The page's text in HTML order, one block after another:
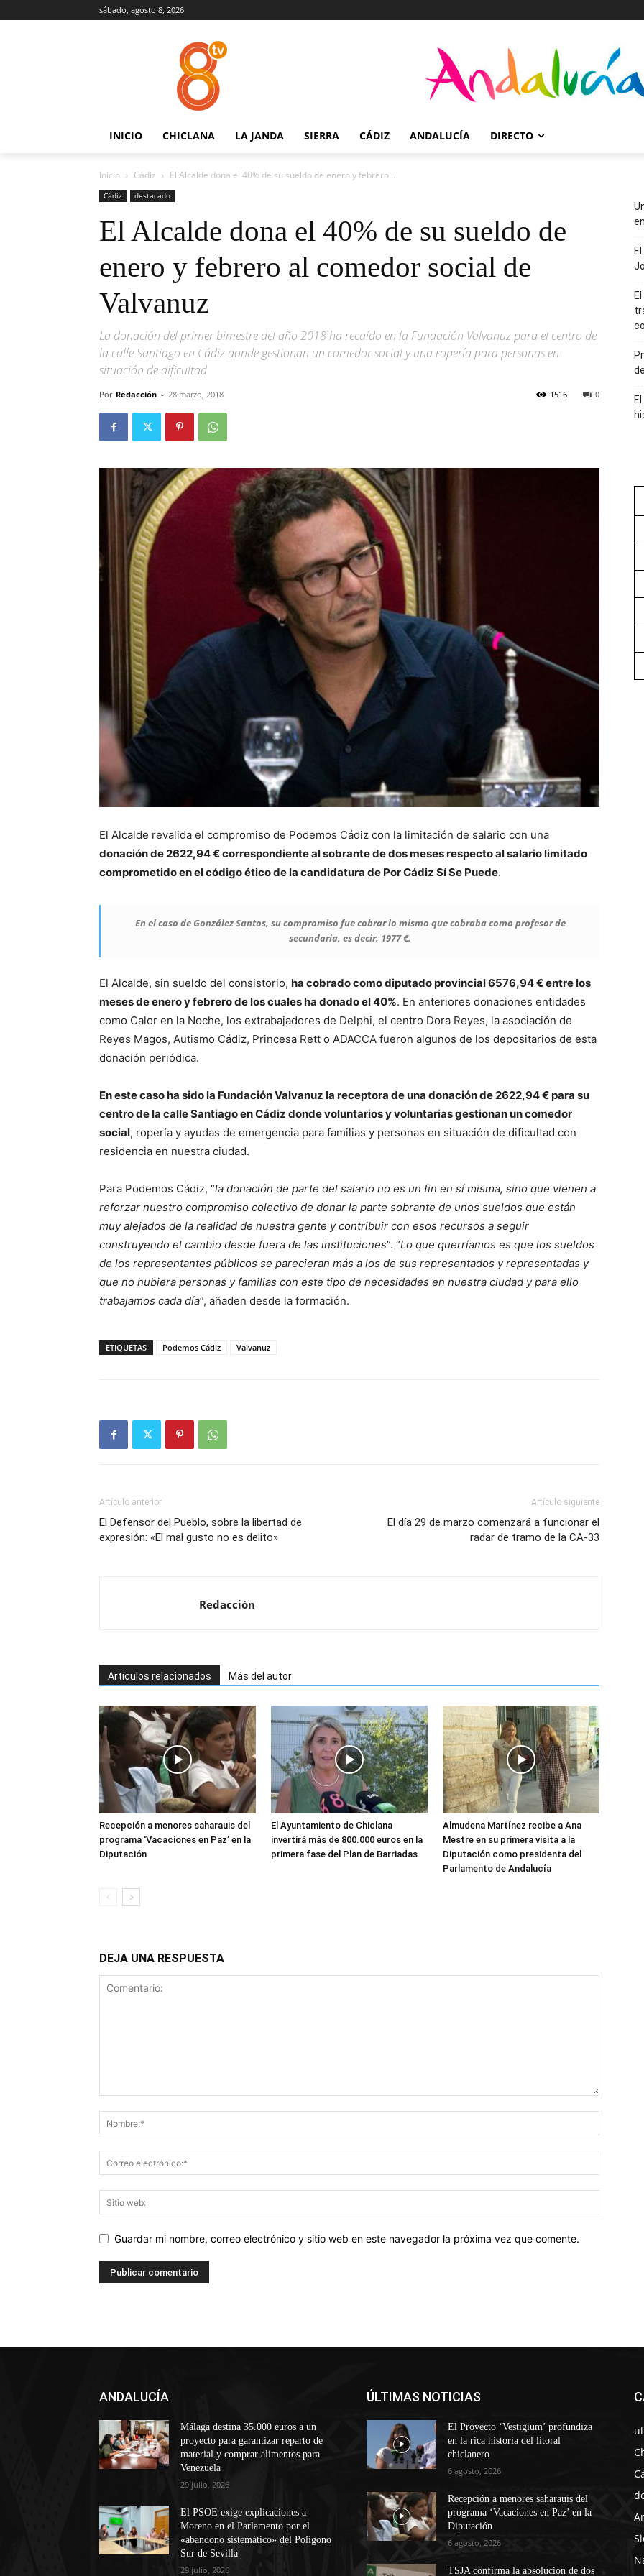
sábado, agosto 8, 2026
INICIO CHICLANA LA JANDA SIERRA CÁDIZ ANDALUCÍA DIRECTO
Inicio Cádiz El Alcalde dona el 40% de su sueldo de enero y febrero...
Cádiz destacado
El Alcalde dona el 40% de su sueldo de
enero y febrero al comedor social de
Valvanuz
La donación del primer bimestre del año 2018 ha recaído en la Fundación Valvanuz para el centro de
la calle Santiago en Cádiz donde gestionan un comedor social y una ropería para personas en
situación de dificultad
Por Redacción - 28 marzo, 2018 0
1516
El Alcalde revalida el compromiso de Podemos Cádiz con la limitación de salario con una
donación de 2622,94 € correspondiente al sobrante de dos meses respecto al salario limitado
comprometido en el código ético de la candidatura de Por Cádiz Sí Se Puede.
En el caso de González Santos, su compromiso fue cobrar lo mismo que cobraba como profesor de
secundaria, es decir, 1977 €.
El Alcalde, sin sueldo del consistorio, ha cobrado como diputado provincial 6576,94 € entre los
meses de enero y febrero de los cuales ha donado el 40%. En anteriores donaciones entidades
como Calor en la Noche, los extrabajadores de Delphi, el centro Dora Reyes, la asociación de
Reyes Magos, Autismo Cádiz, Princesa Rett o ADACCA fueron algunos de los depositarios de esta
donación periódica.
En este caso ha sido la Fundación Valvanuz la receptora de una donación de 2622,94 € para su
centro de la calle Santiago en Cádiz donde voluntarios y voluntarias gestionan un comedor
social, ropería y ayudas de emergencia para familias y personas en situación de dificultad con
residencia en nuestra ciudad.
Para Podemos Cádiz, “la donación de parte del salario no es un fin en sí misma, sino que vienen a
reforzar nuestro compromiso colectivo de donar la parte sobrante de unos sueldos que están
muy alejados de la realidad de nuestra gente y contribuir con esos recursos a seguir
construyendo el cambio desde fuera de las instituciones”. “Lo que querríamos es que los sueldos
de los representantes públicos se parecieran más a los de sus representados y representadas y
que no hubiera personas y familias con este tipo de necesidades en nuestra ciudad y para ello
trabajamos cada día”, añaden desde la formación.
ETIQUETAS Podemos Cádiz Valvanuz
Artículo anterior
El Defensor del Pueblo, sobre la libertad de
expresión: «El mal gusto no es delito»
Artículo siguiente
El día 29 de marzo comenzará a funcionar el
radar de tramo de la CA-33
Redacción
Artículos relacionados Más del autor
Recepción a menores saharauis del
programa ‘Vacaciones en Paz’ en la
Diputación
El Ayuntamiento de Chiclana
invertirá más de 800.000 euros en la
primera fase del Plan de Barriadas
Almudena Martínez recibe a Ana
Mestre en su primera visita a la
Diputación como presidenta del
Parlamento de Andalucía
DEJA UNA RESPUESTA
Guardar mi nombre, correo electrónico y sitio web en este navegador la próxima vez que comente.
ANDALUCÍA
Málaga destina 35.000 euros a un
proyecto para garantizar reparto de
material y comprar alimentos para
Venezuela
29 julio, 2026
El PSOE exige explicaciones a
Moreno en el Parlamento por el
«abandono sistemático» del Polígono
Sur de Sevilla
29 julio, 2026
ÚLTIMAS NOTICIAS
El Proyecto ‘Vestigium’ profundiza
en la rica historia del litoral
chiclanero
6 agosto, 2026
Recepción a menores saharauis del
programa ‘Vacaciones en Paz’ en la
Diputación
6 agosto, 2026
TSJA confirma la absolución de dos